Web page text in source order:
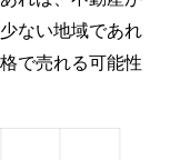
ない地域であれ
で売れる可能性